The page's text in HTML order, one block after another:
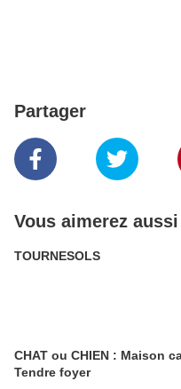
Partager
Vous aimerez aussi
TOURNESOLS
CHAT ou CHIEN : Maison
Tendre foyer